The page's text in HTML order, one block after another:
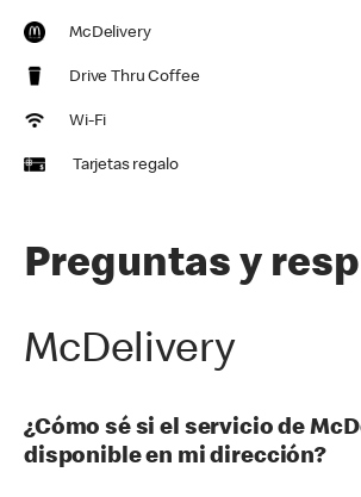
McDelivery
Drive Thru Coffee
Wi-Fi
Tarjetas regalo
Preguntas y
McDelivery
¿Cómo sé si el servicio de
disponible en mi dirección?